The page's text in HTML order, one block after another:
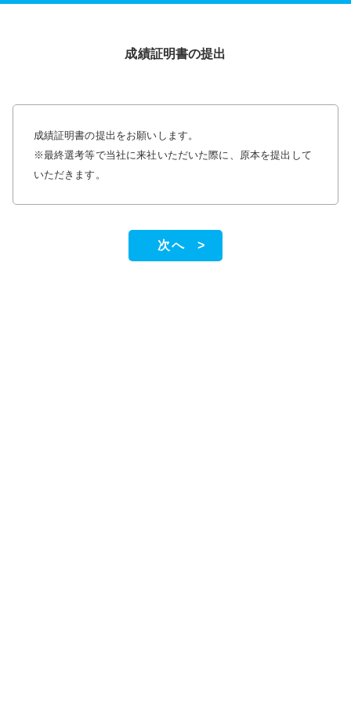
成績証明書の提出
成績証明書の提出をお願いします。
※最終選考等で当社に来社いただいた際に、原本を提出して
いただきます。
次へ